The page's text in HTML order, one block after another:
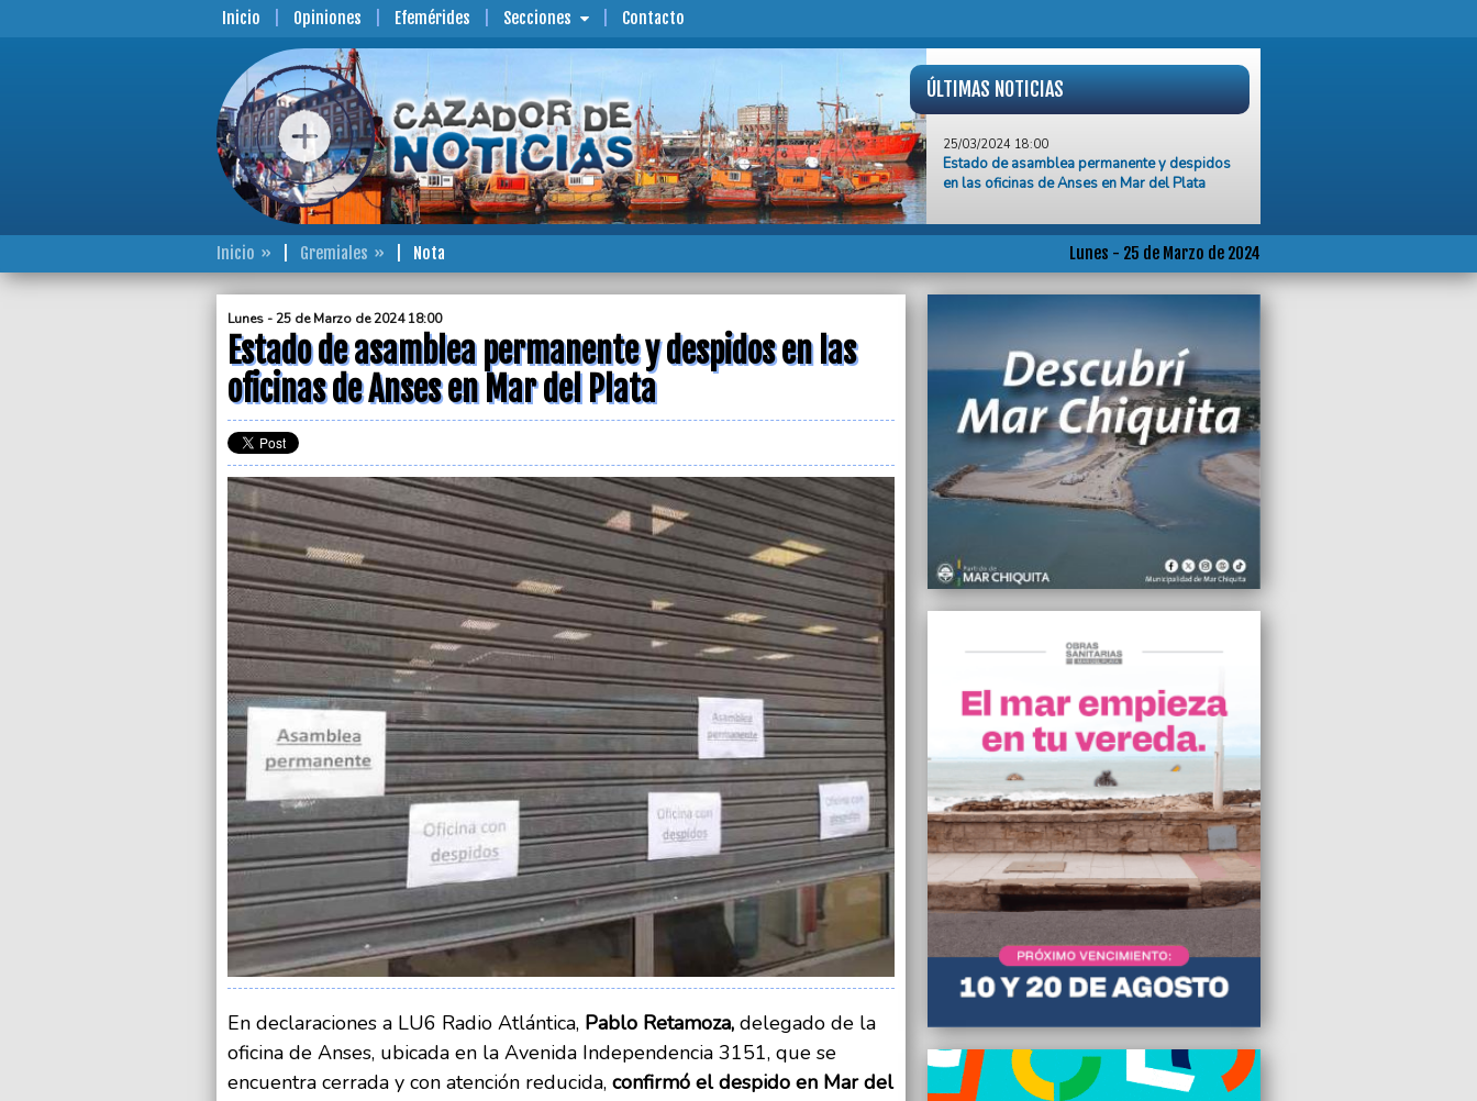
Inicio Opiniones Efemérides Secciones Contacto
ÚLTIMAS NOTICIAS
Estado de asamblea permanente y despidos
en las oficinas de Anses en Mar del Plata
“Los jubilados se están muriendo de hambre”,
dijo Eugenio Semino
25/03/2024 15:35
El Gobierno Nacional oficializó la nueva
fórmula jubilatoria por inflación
25/03/2024 14:43
Asesinaron a un hombre en el barrio Don
Emilio
Argentinas
8%, y este martes protestará en todo el país
Cerró la oficina de Anses en el barrio Regional
en Mar del Plata
25/03/2024 09:09
Neme aumentó el canon mensual y la 9 de
Julio ya cobra $ 2.288.547.290,21
25/03/2024 07:45
Una multitud en la marcha por el Día de la
Memoria, la Verdad y la Justicia
Lunes - 25 de Marzo de 2024
Inicio Gremiales Nota
Lunes - 25 de Marzo de 2024 18:00
Estado de asamblea permanente y despidos en las
oficinas de Anses en Mar del Plata
En declaraciones a LU6 Radio Atlántica, Pablo Retamoza, delegado de la
oficina de Anses, ubicada en la Avenida Independencia 3151, que se
encuentra cerrada y con atención reducida, confirmó el despido en Mar del